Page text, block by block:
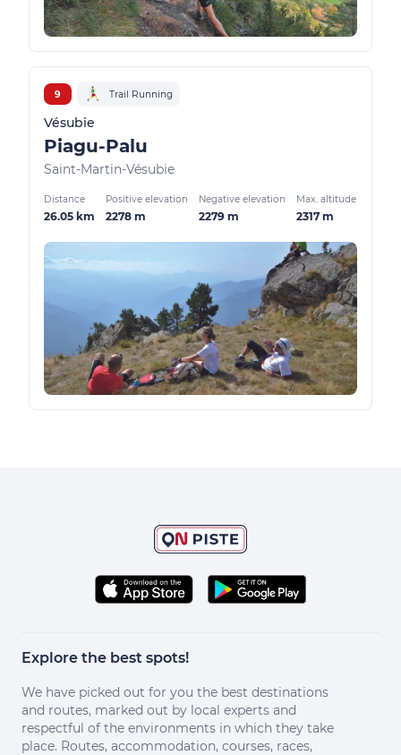
9 Trail Running
Vésubie
Piagu-Palu
Saint-Martin-Vésubie
Distance
26.05 km
Positive elevation
2278 m
Negative elevation
2279 m
Max. altitude
2317 m
Explore the best spots!
We have picked out for you the best destinations
and routes, marked out by local experts and
respectful of the environments in which they take
place. Routes, accommodation, courses, races,